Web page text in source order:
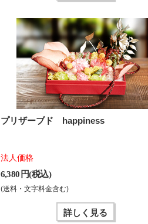
プリザーブド happiness
法人価格
6,380 円(税込)
(送料・文字料金含む)
詳しく見る